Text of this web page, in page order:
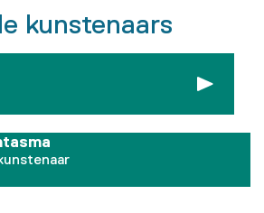
kunstenaars